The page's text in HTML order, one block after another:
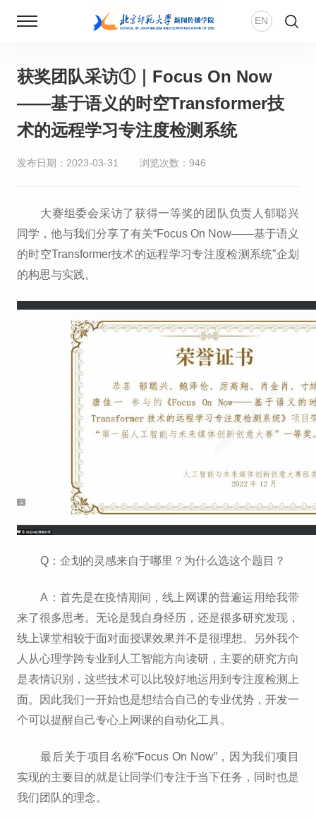
首页
学院概况
新传风华
人才培养
EN
获奖团队采访①｜Focus On Now
——基于语义的时空Transformer技
术的远程学习专注度检测系统
发布日期：2023-03-31 浏览次数： 946
大赛组委会采访了获得一等奖的团队负责人郁聪兴
同学，他与我们分享了有关“Focus On Now——基于语义
的时空Transformer技术的远程学习专注度检测系统”企划
的构思与实践。
Q：企划的灵感来自于哪里？为什么选这个题目？
A：首先是在疫情期间，线上网课的普遍运用给我带
来了很多思考。无论是我自身经历，还是很多研究发现，
线上课堂相较于面对面授课效果并不是很理想。另外我个
人从心理学跨专业到人工智能方向读研，主要的研究方向
是表情识别，这些技术可以比较好地运用到专注度检测上
面。因此我们一开始也是想结合自己的专业优势，开发一
个可以提醒自己专心上网课的自动化工具。
最后关于项目名称“Focus On Now”，因为我们项目
实现的主要目的就是让同学们专注于当下任务，同时也是
我们团队的理念。